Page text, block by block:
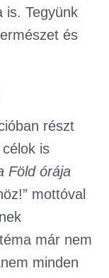
is. Tegyünk
és
részt
is
Föld órája
mottóval
már nem
minden